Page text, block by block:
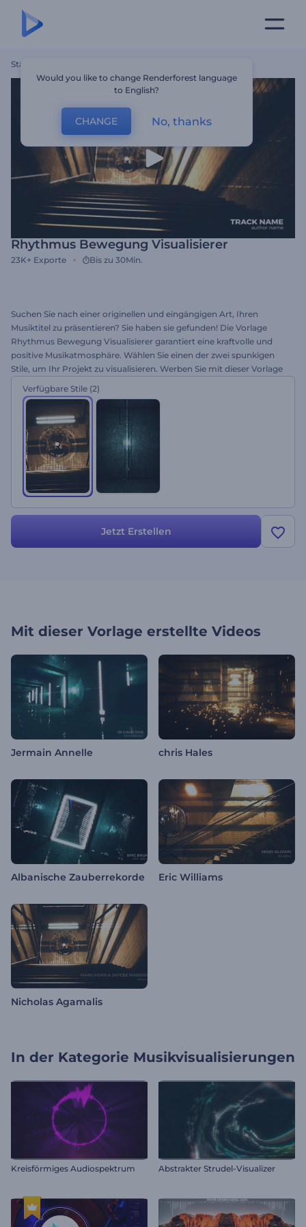
Startseite
Rhythmus Bewegung Visualisierer
23K+ Exporte Bis zu 30Min.
Suchen Sie nach einer originellen und eingängigen Art, Ihren
Musiktitel zu präsentieren? Sie haben sie gefunden! Die Vorlage
Rhythmus Bewegung Visualisierer garantiert eine kraftvolle und
positive Musikatmosphäre. Wählen Sie einen der zwei spunkigen
Stile, um Ihr Projekt zu visualisieren. Werben Sie mit dieser Vorlage
und viele andere Projekte. Stimmen Sie sich ein und testen Sie es
Verfügbare Stile (2)
Jetzt Erstellen
Mit dieser Vorlage erstellte Videos
Jermain Annelle chris Hales
Albanische Zauberrekorde Eric Williams
Nicholas Agamalis
In der Kategorie Musikvisualisierungen
Kreisförmiges Audiospektrum Abstrakter Strudel-Visualizer
Would you like to change Renderforest language
to English?
CHANGE No, thanks